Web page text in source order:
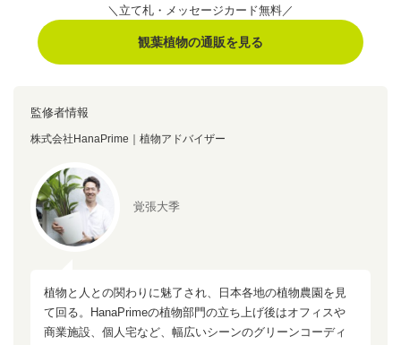
＼立て札・メッセージカード無料／
観葉植物の通販を見る
監修者情報
株式会社HanaPrime｜植物アドバイザー
覚張大季
植物と人との関わりに魅了され、日本各地の植物農園を見
て回る。HanaPrimeの植物部門の立ち上げ後はオフィスや
商業施設、個人宅など、幅広いシーンのグリーンコーディ